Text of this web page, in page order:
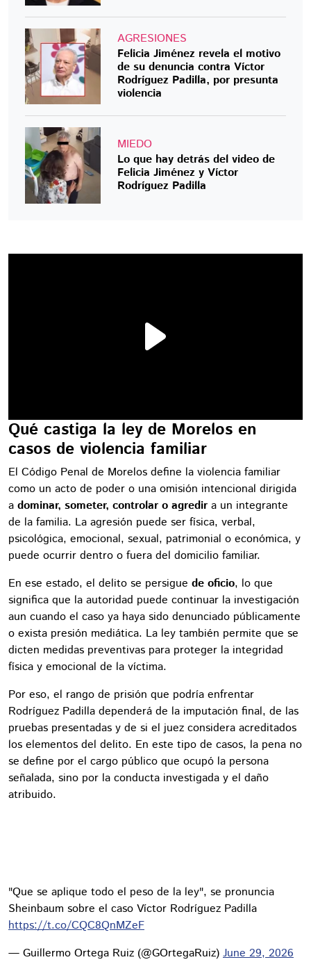
AGRESIONES
Felicia Jiménez revela el motivo
de su denuncia contra Víctor
Rodríguez Padilla, por presunta
violencia
MIEDO
Lo que hay detrás del video de
Felicia Jiménez y Víctor
Rodríguez Padilla
Qué castiga la ley de Morelos en
casos de violencia familiar
El Código Penal de Morelos define la violencia familiar
como un acto de poder o una omisión intencional dirigida
a dominar, someter, controlar o agredir a un integrante
de la familia. La agresión puede ser física, verbal,
psicológica, emocional, sexual, patrimonial o económica, y
puede ocurrir dentro o fuera del domicilio familiar.
En ese estado, el delito se persigue de oficio, lo que
significa que la autoridad puede continuar la investigación
aun cuando el caso ya haya sido denunciado públicamente
o exista presión mediática. La ley también permite que se
dicten medidas preventivas para proteger la integridad
física y emocional de la víctima.
Por eso, el rango de prisión que podría enfrentar
Rodríguez Padilla dependerá de la imputación final, de las
pruebas presentadas y de si el juez considera acreditados
los elementos del delito. En este tipo de casos, la pena no
se define por el cargo público que ocupó la persona
señalada, sino por la conducta investigada y el daño
atribuido.
"Que se aplique todo el peso de la ley", se pronuncia
Sheinbaum sobre el caso Víctor Rodríguez Padilla
https://t.co/CQC8QnMZeF
— Guillermo Ortega Ruiz (@GOrtegaRuiz) June 29, 2026